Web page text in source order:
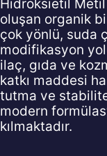
Hidroksietil
oluşan organik
çok yönlü, suda
modifikasyon
ilaç, gıda ve
katkı maddesi
tutma ve
modern
kılmaktadır.